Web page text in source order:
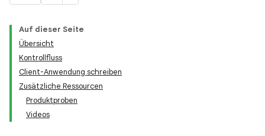
Auf dieser Seite
Übersicht
Kontrollfluss
Client-Anwendung schreiben
Zusätzliche Ressourcen
Produktproben
Videos